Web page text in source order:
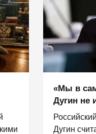
«Мы в
Дугин не
Дугин